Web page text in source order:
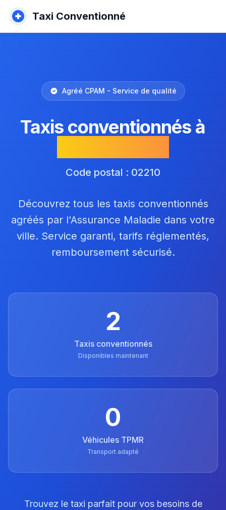
Taxi Conventionné
Agréé CPAM - Service de qualité
Taxis conventionnés à
Code postal : 02210
Découvrez tous les taxis conventionnés
agréés par l'Assurance Maladie dans votre
ville. Service garanti, tarifs réglementés,
remboursement sécurisé.
2
Taxis conventionnés
Disponibles maintenant
0
Véhicules TPMR
Transport adapté
Trouvez le taxi parfait pour vos besoins de